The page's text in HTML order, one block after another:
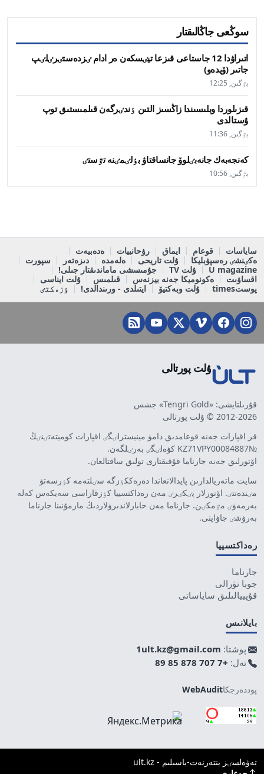
سوڭعى جاڭالىقتار
اتىراۋدا 12 جاستاعى قىزعا تيٸسكەن ەر ادام ٸزدەستٸرٸلٸپ
جاتىر (ۆيدەو)
بٷگىن, 12:25
قىزىلوردا وبلىسىندا زاڭسىز التىن ٶندٸرگەن قىلمىستىق توپ
ۇستالدى
بٷگىن, 11:36
كەنجەبەك جانەبٸلوۆ جانساقتاۋ بٶلٸمٸنە تٷستٸ
بٷگىن, 10:56
ساياسات قوعام ايماق رۋحانييات
ەدەبيەت
ەكٸنشٸ رەسپۋبليكا
ۇلت تاريحى ەلەمدە دىزەتەر
سپورت
U magazine
ۇلت TV
جۇمىسشى ماماندىقتار جىلى!
اقساۋىت
ەكونوميكا جەنە بيزنەس قىلمىس
ۇلت ايناسى
پوستtimes
ۇلت وبەكتيۆ ايتىلدى - ورىندالدى! ٶزەكتٸ
ۇلت پورتالى
قۇرىلتايشى: «Tengri Gold» جشس
2012-2026 © ۇلت پورتالى
قر اقپارات جەنە قوعامدىق دامۋ مينيسترلٸگٸ اقپارات كوميتەتٸنٸڭ
№KZ71VPY00084887 كۋەلٸگٸ بەرٸلگەن.
اۆتورلىق جەنە جارناما قۇقىقتارى تولىق ساقتالعان.
سايت ماتەريالدارىن پايدالانعاندا دەرەككٶزگە سٸلتەمە كٶرسەتۋ
مٸندەتتٸ. اۆتورلار پٸكٸرٸ مەن رەداكتسييا كٶزقاراسى سەيكەس كەلە
بەرمەۋٸ مٷمكٸن. جارناما مەن حابارلاندىرۋلاردىڭ مازمۇنىنا جارناما
بەرۋشٸ جاۋاپتى.
رەداكتسييا
جارناما
جوبا تۋرالى
قۇپييالىلىق ساياساتى
بايلانىس
پوشتا: 1ult.kz@gmail.com
تەل: +7 707 878 85 89
پوددەرجكاWebAudit
تەۋەلسٸز ينتەرنەت-باسىلىم - ult.kz